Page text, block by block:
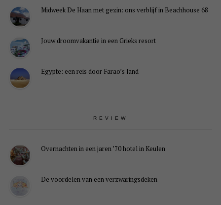
Midweek De Haan met gezin: ons verblijf in Beachhouse 68
Jouw droomvakantie in een Grieks resort
Egypte: een reis door Farao’s land
REVIEW
Overnachten in een jaren ’70 hotel in Keulen
De voordelen van een verzwaringsdeken